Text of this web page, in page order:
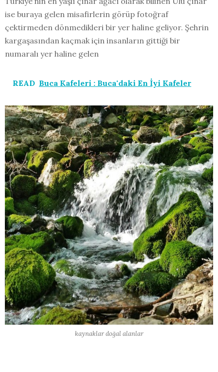
ise buraya gelen misafirlerin görüp fotoğraf
çektirmeden dönmedikleri bir yer haline geliyor. Şehrin
kargaşasından kaçmak için insanların gittiği bir
numaralı yer haline gelen
READ Buca Kafeleri : Buca'daki En İyi Kafeler
kaynaklar doğal alanlar